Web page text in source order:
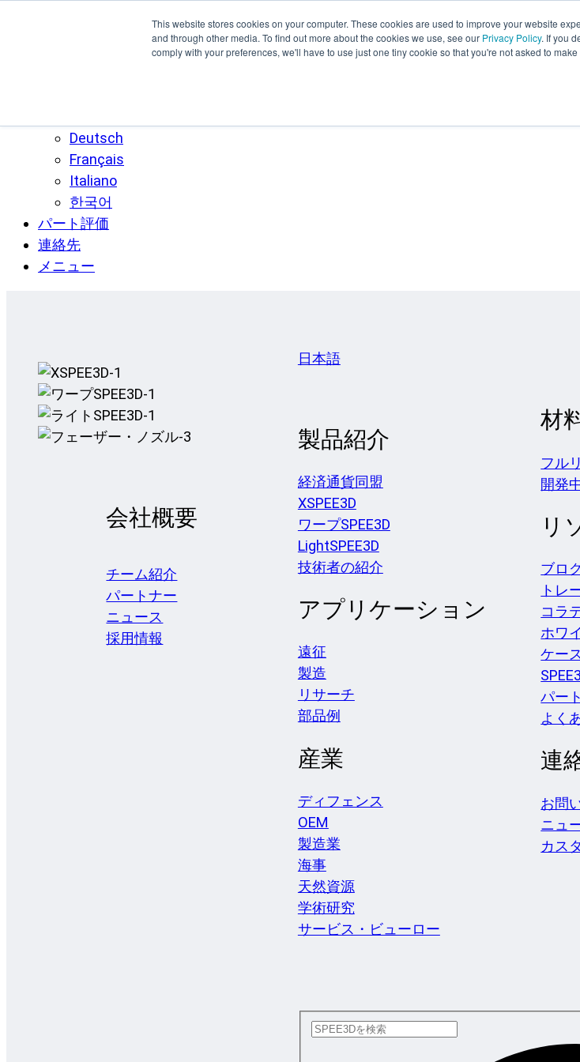
This website stores cookies on your computer. These cookies are used to improve your website
and through other media. To find out more about the cookies we use, see our Privacy Policy. If you
comply with your preferences, we'll have to use just one tiny cookie so that you're not asked to
Deutsch
Français
Italiano
한국어
パート評価
連絡先
メニュー
会社概要
チーム紹介
パートナー
ニュース
採用情報
日本語
製品紹介
経済通貨同盟
XSPEE3D
ワープSPEE3D
LightSPEE3D
技術者の紹介
アプリケーション
遠征
製造
リサーチ
部品例
産業
ディフェンス
OEM
製造業
海事
天然資源
学術研究
サービス・ビューロー
材
フル
開発
リ
ブロ
トレ
コラ
ホワ
ケー
パー
よく
連
お問
ニュ
カス